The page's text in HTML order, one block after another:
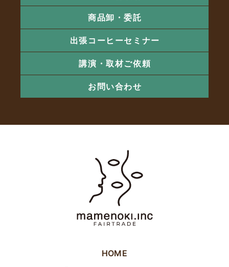
商品卸・委託
出張コーヒーセミナー
講演・取材ご依頼
お問い合わせ
HOME